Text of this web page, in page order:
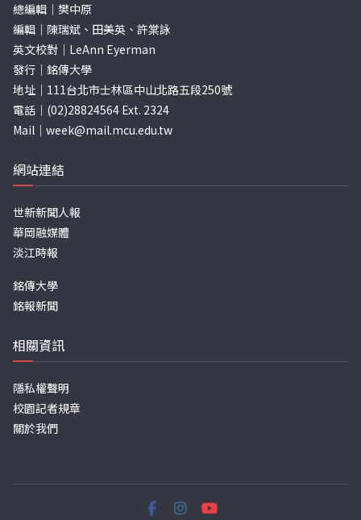
總編輯｜樊中原
編輯｜陳瑞斌、田美英、許棠詠
英文校對｜LeAnn Eyerman
發行｜銘傳大學
地址｜111台北市士林區中山北路五段250號
電話｜(02)28824564 Ext. 2324
Mail｜ week@mail.mcu.edu.tw
網站連結
世新新聞人報
華岡融媒體
淡江時報
銘傳大學
銘報新聞
相關資訊
隱私權聲明
校園記者規章
關於我們